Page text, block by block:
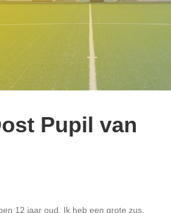
Pupil van
12 jaar oud. Ik heb een grote zus,